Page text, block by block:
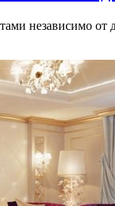
независимо от